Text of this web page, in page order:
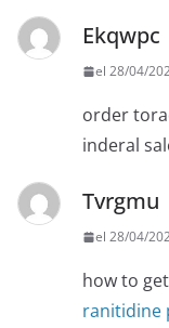
Ekqwpc
el 28/04/
order
inderal
Tvrgmu
el 28/04/
how to
ranitidine